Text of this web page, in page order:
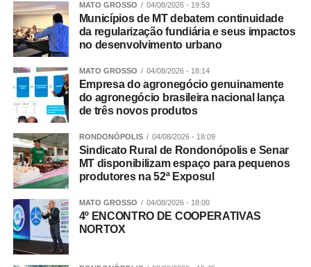
MATO GROSSO 04/08/2026 - 19:53
Municípios de MT debatem continuidade
da regularização fundiária e seus impactos
no desenvolvimento urbano
MATO GROSSO 04/08/2026 - 18:14
Empresa do agronegócio genuinamente
do agronegócio brasileira nacional lança
de três novos produtos
RONDONÓPOLIS 04/08/2026 - 18:09
Sindicato Rural de Rondonópolis e Senar
MT disponibilizam espaço para pequenos
produtores na 52ª Exposul
MATO GROSSO 04/08/2026 - 18:00
4º ENCONTRO DE COOPERATIVAS
NORTOX